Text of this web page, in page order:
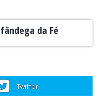
da Fé
Twitter